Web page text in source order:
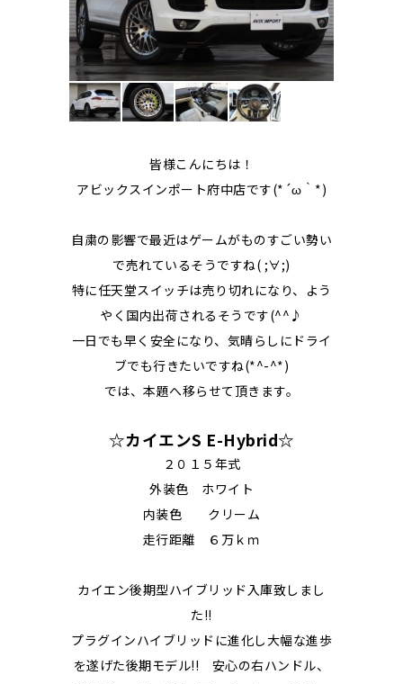
皆様こんにちは！
アビックスインポート府中店です(*´ω｀*)
自粛の影響で最近はゲームがものすごい勢い
で売れているそうですね( ;∀;)
特に任天堂スイッチは売り切れになり、よう
やく国内出荷されるそうです(^^♪
一日でも早く安全になり、気晴らしにドライ
ブでも行きたいですね(*^-^*)
では、本題へ移らせて頂きます。
☆カイエンS E-Hybrid☆
２０１５年式
外装色 ホワイト
内装色 クリーム
走行距離 ６万ｋｍ
カイエン後期型ハイブリッド入庫致しまし
た!!
プラグインハイブリッドに進化し大幅な進歩
を遂げた後期モデル!! 安心の右ハンドル、